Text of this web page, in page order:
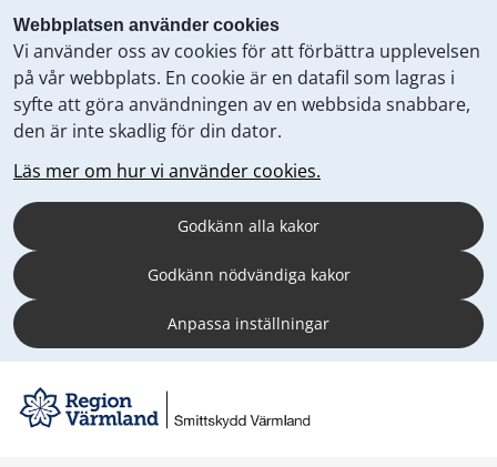
Webbplatsen använder cookies
Vi använder oss av cookies för att förbättra upplevelsen
på vår webbplats. En cookie är en datafil som lagras i
syfte att göra användningen av en webbsida snabbare,
den är inte skadlig för din dator.
Läs mer om hur vi använder cookies.
Godkänn alla kakor
Godkänn nödvändiga kakor
Anpassa inställningar